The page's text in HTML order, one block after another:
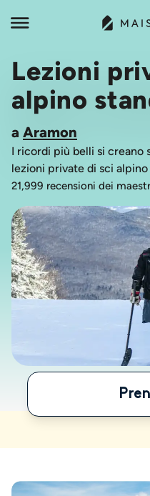
Lezioni
alpino
a Aramon
I ricordi più belli si creano
lezioni private di sci
21,999 recensioni dei